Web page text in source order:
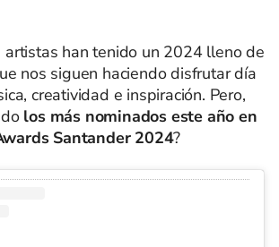
artistas han tenido un 2024 lleno de
nos siguen haciendo disfrutar día
creatividad e inspiración. Pero,
los más nominados este año en
Santander 2024?